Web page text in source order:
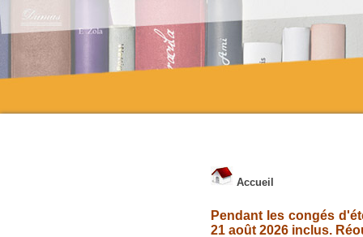
Accueil
Pendant les congés
21 août 2026 inclus.